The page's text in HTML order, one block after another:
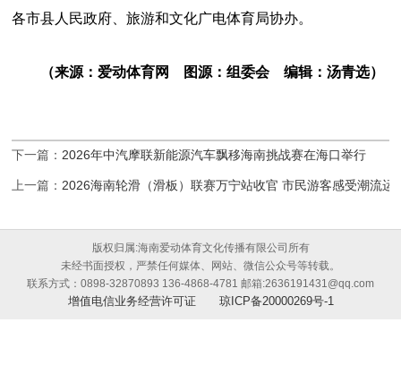
各市县人民政府、旅游和文化广电体育局协办。
（来源：爱动体育网 图源：组委会 编辑：汤青选）
下一篇： 2026年中汽摩联新能源汽车飘移海南挑战赛在海口举行
上一篇： 2026海南轮滑（滑板）联赛万宁站收官 市民游客感受潮流运
版权归属:海南爱动体育文化传播有限公司所有
未经书面授权，严禁任何媒体、网站、微信公众号等转载。
联系方式：0898-32870893 136-4868-4781 邮箱:2636191431@qq.com
增值电信业务经营许可证 琼ICP备20000269号-1